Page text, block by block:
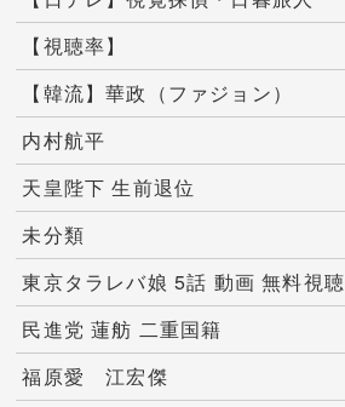
【視聴率】
【韓流】華政（ファジョン）
内村航平
天皇陛下 生前退位
未分類
東京タラレバ娘 5話 動画 無料視聴
民進党 蓮舫 二重国籍
福原愛 江宏傑